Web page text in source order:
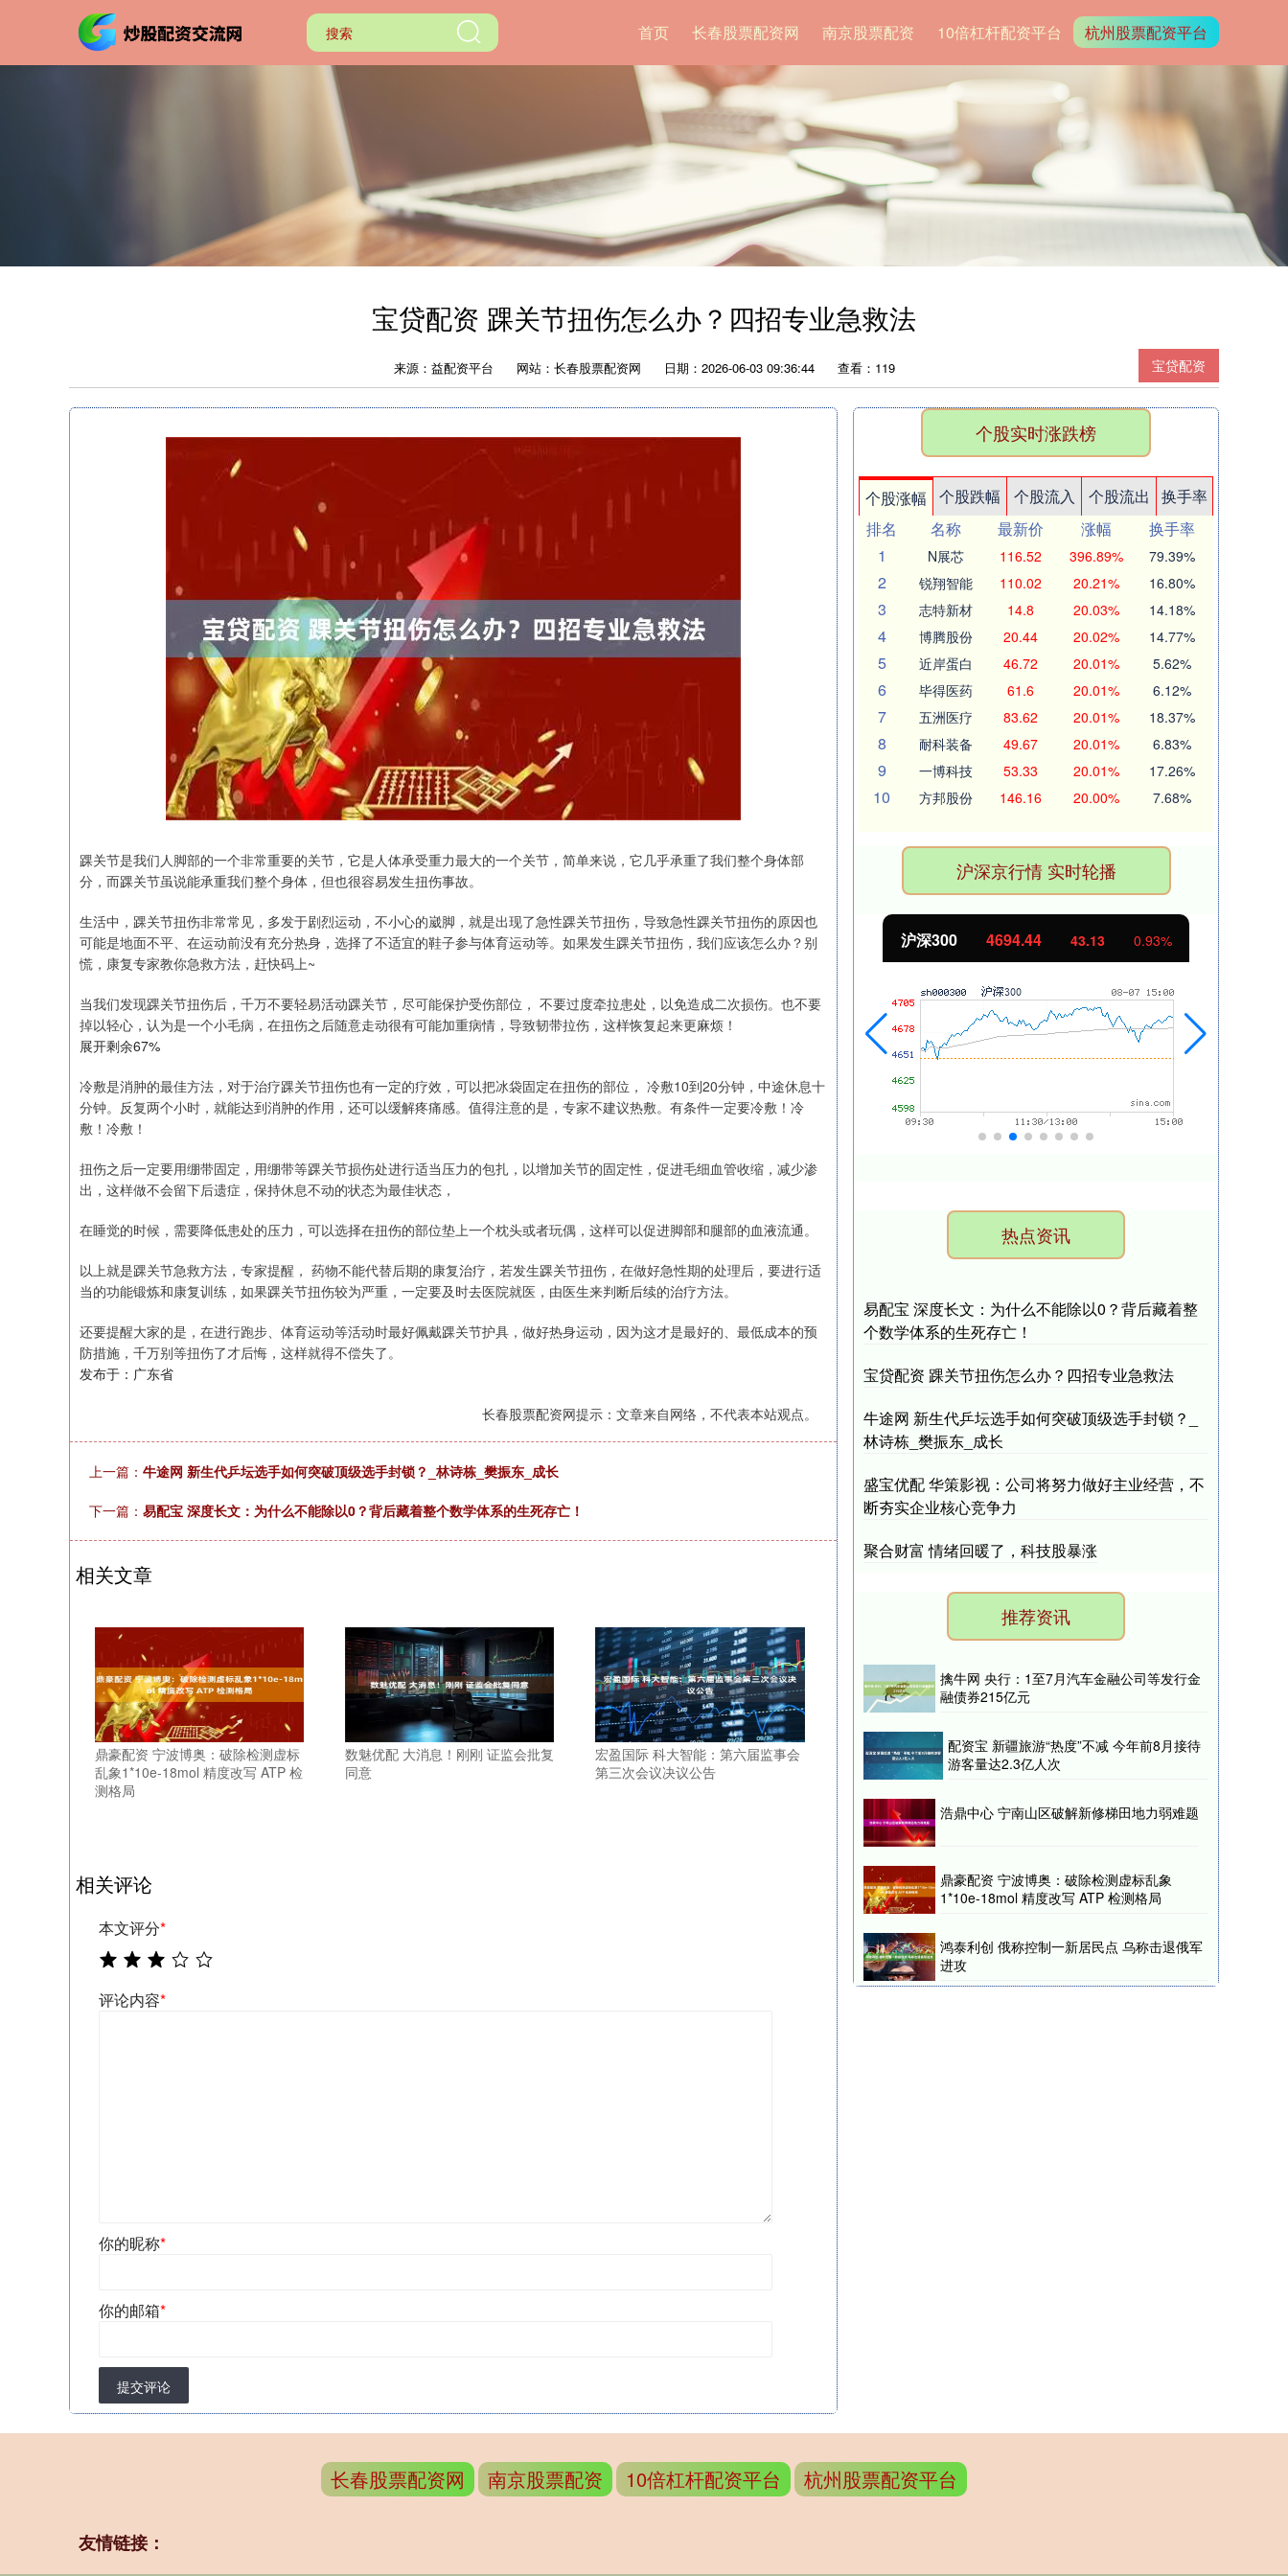
首页 长春股票配资网 南京股票配资 10倍杠杆配资平台 杭州股票配资平台
宝贷配资 踝关节扭伤怎么办？四招专业急救法
宝贷配资
来源：益配资平台 网站：长春股票配资网 日期：2026-06-03 09:36:44 查看：119
踝关节是我们人脚部的一个非常重要的关节，它是人体承受重力最大的一个关节，简单来说，它几乎承重了我们整个身体部
分，而踝关节虽说能承重我们整个身体，但也很容易发生扭伤事故。
生活中，踝关节扭伤非常常见，多发于剧烈运动，不小心的崴脚，就是出现了急性踝关节扭伤，导致急性踝关节扭伤的原因也
可能是地面不平、在运动前没有充分热身，选择了不适宜的鞋子参与体育运动等。如果发生踝关节扭伤，我们应该怎么办？别
慌，康复专家教你急救方法，赶快码上~
当我们发现踝关节扭伤后，千万不要轻易活动踝关节，尽可能保护受伤部位， 不要过度牵拉患处，以免造成二次损伤。也不要
掉以轻心，认为是一个小毛病，在扭伤之后随意走动很有可能加重病情，导致韧带拉伤，这样恢复起来更麻烦！
展开剩余67%
冷敷是消肿的最佳方法，对于治疗踝关节扭伤也有一定的疗效，可以把冰袋固定在扭伤的部位， 冷敷10到20分钟，中途休息十
分钟。反复两个小时，就能达到消肿的作用，还可以缓解疼痛感。值得注意的是，专家不建议热敷。有条件一定要冷敷！冷
敷！冷敷！
扭伤之后一定要用绷带固定，用绷带等踝关节损伤处进行适当压力的包扎，以增加关节的固定性，促进毛细血管收缩，减少渗
出，这样做不会留下后遗症，保持休息不动的状态为最佳状态，
在睡觉的时候，需要降低患处的压力，可以选择在扭伤的部位垫上一个枕头或者玩偶，这样可以促进脚部和腿部的血液流通。
以上就是踝关节急救方法，专家提醒， 药物不能代替后期的康复治疗，若发生踝关节扭伤，在做好急性期的处理后，要进行适
当的功能锻炼和康复训练，如果踝关节扭伤较为严重，一定要及时去医院就医，由医生来判断后续的治疗方法。
还要提醒大家的是，在进行跑步、体育运动等活动时最好佩戴踝关节护具，做好热身运动，因为这才是最好的、最低成本的预
防措施，千万别等扭伤了才后悔，这样就得不偿失了。
发布于：广东省
长春股票配资网提示：文章来自网络，不代表本站观点。
上一篇： 牛途网 新生代乒坛选手如何突破顶级选手封锁？_林诗栋_樊振东_成长
下一篇： 易配宝 深度长文：为什么不能除以0？背后藏着整个数学体系的生死存亡！
相关文章
鼎豪配资 宁波博奥：破除检测虚标
乱象1*10e-18mol 精度改写 ATP 检
测格局
数魅优配 大消息！刚刚 证监会批复
同意
宏盈国际 科大智能：第六届监事会
第三次会议决议公告
相关评论
本文评分*
评论内容*
你的昵称*
你的邮箱*
提交评论
个股实时涨跌榜
个股涨幅 个股跌幅 个股流入 个股流出
换手率
排名
名称 最新价 涨幅
换手率
1
N展芯 116.52 396.89% 79.39%
2 锐翔智能 110.02 20.21% 16.80%
3 志特新材 14.8 20.03% 14.18%
4 博腾股份 20.44 20.02% 14.77%
5 近岸蛋白 46.72 20.01% 5.62%
6 毕得医药 61.6 20.01% 6.12%
7 五洲医疗 83.62 20.01% 18.37%
8 耐科装备 49.67 20.01% 6.83%
9 一博科技 53.33 20.01% 17.26%
10 方邦股份 146.16 20.00% 7.68%
沪深京行情 实时轮播
2.13% 上证指数 3940.04 39.68 1.02% 深证成指 14311.01 200.89 1.42% 沪深300 4694.44 43.13 0.93%
热点资讯
易配宝 深度长文：为什么不能除以0？背后藏着整
个数学体系的生死存亡！
宝贷配资 踝关节扭伤怎么办？四招专业急救法
牛途网 新生代乒坛选手如何突破顶级选手封锁？_
林诗栋_樊振东_成长
盛宝优配 华策影视：公司将努力做好主业经营，不
断夯实企业核心竞争力
聚合财富 情绪回暖了，科技股暴涨
推荐资讯
擒牛网 央行：1至7月汽车金融公司等发行金
融债券215亿元
配资宝 新疆旅游“热度”不减 今年前8月接待
游客量达2.3亿人次
浩鼎中心 宁南山区破解新修梯田地力弱难题
鼎豪配资 宁波博奥：破除检测虚标乱象
1*10e-18mol 精度改写 ATP 检测格局
鸿泰利创 俄称控制一新居民点 乌称击退俄军
进攻
长春股票配资网 南京股票配资 10倍杠杆配资平台 杭州股票配资平台
友情链接：